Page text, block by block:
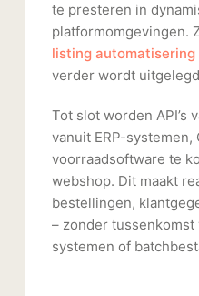
te presteren in
platformomgevingen.
listing automatisering
verder wordt
Tot slot worden API’s
vanuit ERP-systemen,
voorraadsoftware te
webshop. Dit maakt
bestellingen,
– zonder tussenkomst
systemen of